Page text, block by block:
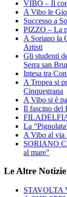
VIBO – Il
A Vibo le
Successo a
PIZZO – La
A Soriano la
Artisti
Gli studenti
Serra san
Intesa tra
A Tropea si
Cinquegrana
A Vibo si è
Il fascino del
La
A Vibo al via
SORIANO
al mare”
Le Altre Notizie
STAVOLTA